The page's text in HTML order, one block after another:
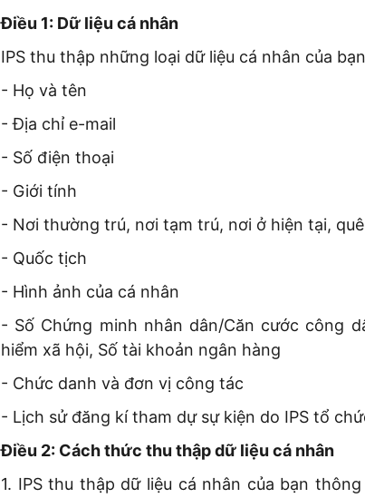
Điều 1: Dữ liệu cá nhân
IPS thu thập những loại dữ liệu cá nhân của
- Họ và tên
- Địa chỉ e-mail
- Số điện thoại
- Giới tính
- Nơi thường trú, nơi tạm trú, nơi ở hiện tại,
- Quốc tịch
- Hình ảnh của cá nhân
- Số Chứng minh nhân dân/Căn cước công
hiểm xã hội, Số tài khoản ngân hàng
- Chức danh và đơn vị công tác
- Lịch sử đăng kí tham dự sự kiện do IPS tổ
Điều 2: Cách thức thu thập dữ liệu cá nhân
1. IPS thu thập dữ liệu cá nhân của bạn